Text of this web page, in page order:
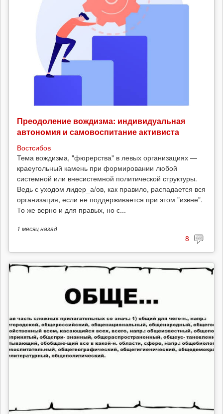
Преодоление вождизма: индивидуальная
автономия и самовоспитание активиста
Востсибов
Тема вождизма, "фюрерства" в левых организациях —
краеугольный камень при формировании любой
системной или внесистемной политической структуры.
Ведь с уходом лидер_а/ов, как правило, распадается вся
организация, если не поддерживается при этом "извне".
То же верно и для правых, но с...
1 месяцназад
8